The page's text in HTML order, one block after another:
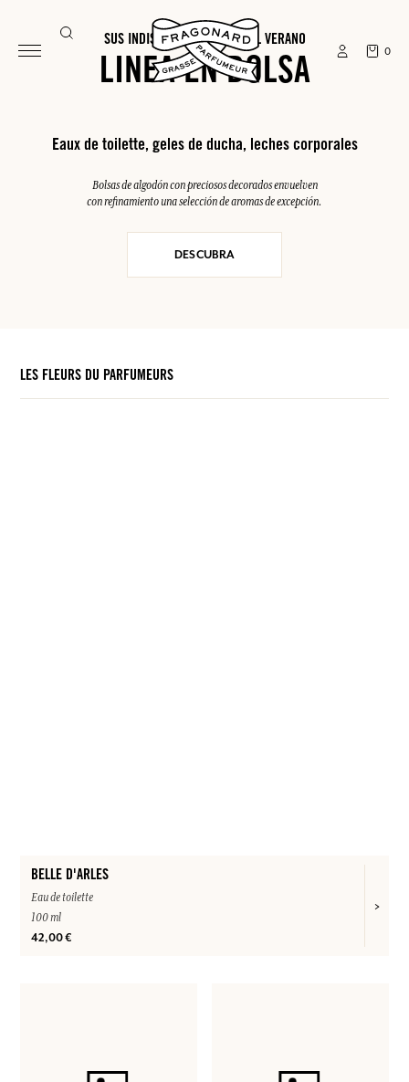
0
SUS INDISPENSABLES PARA EL VERANO
LINEA EN BOLSA
Eaux de toilette, geles de ducha, leches corporales
Bolsas de algodón con preciosos decorados envuelven
con refinamiento una selección de aromas de excepción.
DESCUBRA
LES FLEURS DU PARFUMEURS
BELLE D'ARLES
Eau de toilette
100 ml
42,00 €